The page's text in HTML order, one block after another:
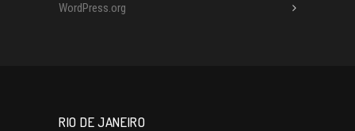
WordPress.org
RIO DE JANEIRO